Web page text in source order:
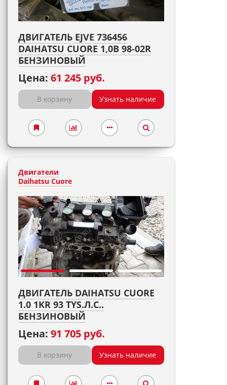
ДВИГАТЕЛЬ EJVE 736456
DAIHATSU CUORE 1,0B 98-02R
БЕНЗИНОВЫЙ
Цена: 61 245 руб.
В корзину Узнать наличие
Двигатели
Daihatsu Cuore
ДВИГАТЕЛЬ DAIHATSU CUORE
1.0 1KR 93 TYS.Л.С..
БЕНЗИНОВЫЙ
Цена: 91 705 руб.
В корзину Узнать наличие